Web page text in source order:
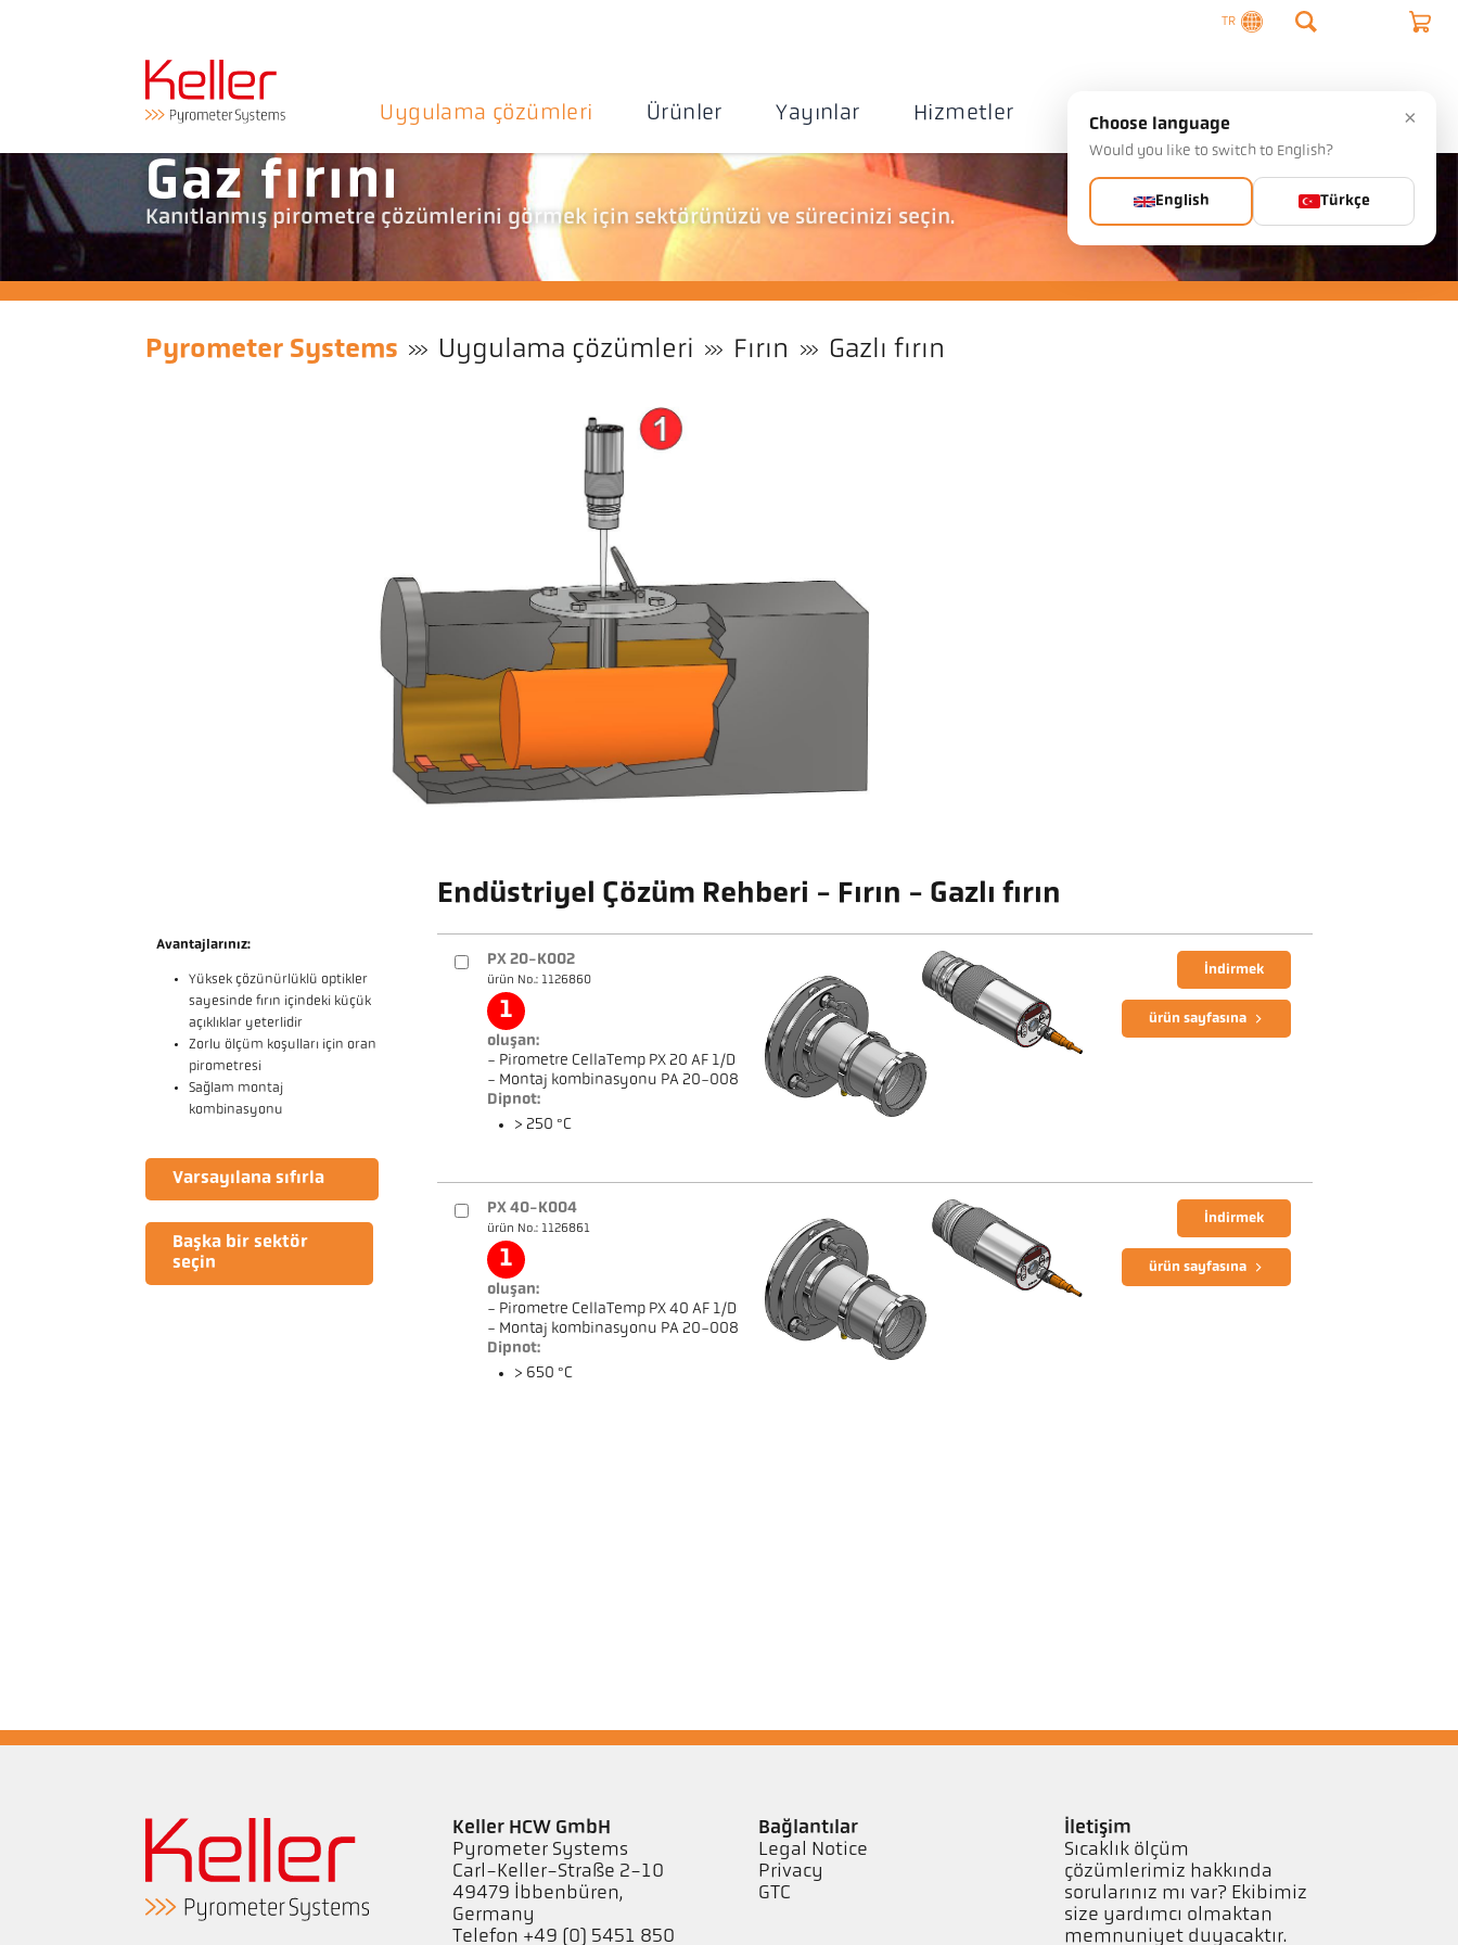
TR
Uygulama çözümleri Ürünler Yayınlar Hizmetler Şirket İletişim
Gaz fırını
Kanıtlanmış pirometre çözümlerini görmek için sektörünüzü ve sürecinizi seçin.
Pyrometer Systems Uygulama çözümleri Fırın Gazlı fırın
Endüstriyel Çözüm Rehberi - Fırın - Gazlı fırın
Avantajlarınız:
Yüksek çözünürlüklü optikler
sayesinde fırın içindeki küçük
açıklıklar yeterlidir
Zorlu ölçüm koşulları için oran
pirometresi
Sağlam montaj
kombinasyonu
Varsayılana sıfırla
Başka bir sektör
seçin
PX 20-K002
ürün No.: 1126860
1
oluşan:
- Pirometre CellaTemp PX 20 AF 1/D
- Montaj kombinasyonu PA 20-008
Dipnot:
> 250 °C
İndirmek
ürün sayfasına
PX 40-K004
ürün No.: 1126861
1
oluşan:
- Pirometre CellaTemp PX 40 AF 1/D
- Montaj kombinasyonu PA 20-008
Dipnot:
> 650 °C
İndirmek
ürün sayfasına
Keller HCW GmbH
Pyrometer Systems
Carl-Keller-Straße 2-10
49479 Ibbenbüren,
Germany
Telefon +49 (0) 5451 850
Bağlantılar
Legal Notice
Privacy
GTC
İletişim
Sıcaklık ölçüm
çözümlerimiz hakkında
sorularınız mı var? Ekibimiz
size yardımcı olmaktan
memnuniyet duyacaktır.
×
Choose language
Would you like to switch to English?
English Türkçe